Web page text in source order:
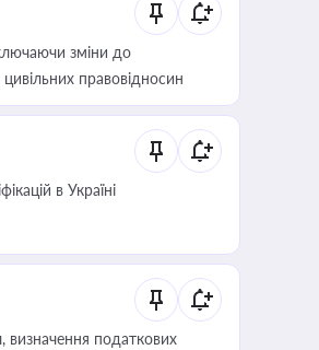
зміни до
правовідносин
в Україні
визначення податкових